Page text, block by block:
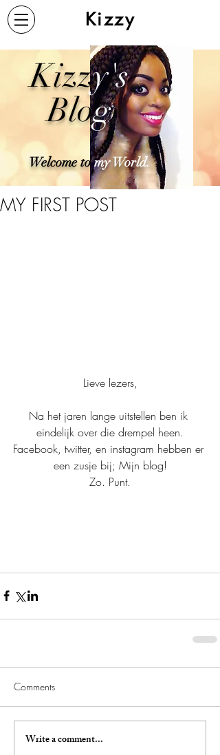
Kizzy
Kizzy's
Blog
Welcome tomy World.
MY FIRST POST
Lieve lezers,
Na het jaren lange uitstellen ben ik
eindelijk over die drempel heen.
Facebook, twitter, en instagram hebben er
een zusje bij; Mijn blog!
Zo. Punt.
Comments
Write a comment...